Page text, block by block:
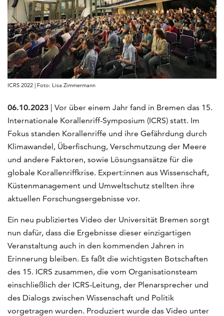
ICRS 2022 | Foto: Lisa Zimmermann
06.10.2023 | Vor über einem Jahr fand in Bremen das 15.
Internationale Korallenriff-Symposium (ICRS) statt. Im
Fokus standen Korallenriffe und ihre Gefährdung durch
Klimawandel, Überfischung, Verschmutzung der Meere
und andere Faktoren, sowie Lösungsansätze für die
globale Korallenriffkrise. Expert:innen aus Wissenschaft,
Küstenmanagement und Umweltschutz stellten ihre
aktuellen Forschungsergebnisse vor.
Ein neu publiziertes Video der Universität Bremen sorgt
nun dafür, dass die Ergebnisse dieser einzigartigen
Veranstaltung auch in den kommenden Jahren in
Erinnerung bleiben. Es faßt die wichtigsten Botschaften
des 15. ICRS zusammen, die vom Organisationsteam
einschließlich der ICRS-Leitung, der Plenarsprecher und
des Dialogs zwischen Wissenschaft und Politik
vorgetragen wurden. Produziert wurde das Video unter